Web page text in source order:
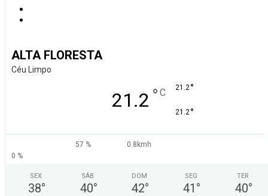
ALTA FLORESTA
Céu Limpo
21.2 ° C 21.2°
21.2°
57 %
0.8kmh
0 %
SEX
38°
SÁB
40°
DOM
42°
SEG
41 °
TER
40°